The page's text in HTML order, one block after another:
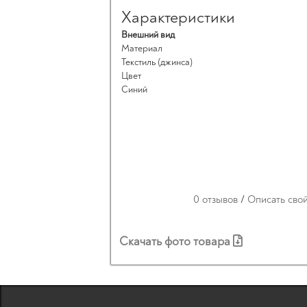
Характеристики
Внешний вид
Материал
Текстиль (джинса)
Цвет
Синий
0 отзывов / Описать
Скачать фото товара